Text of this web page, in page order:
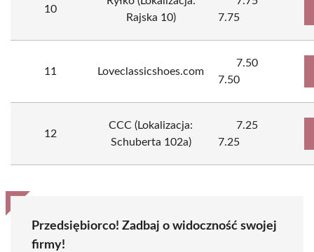
10
Rajska 10)
7.75
11 Loveclassicshoes.com
7.50
7.50
12
CCC (Lokalizacja:
Schuberta 102a)
7.25
7.25
Przedsiębiorco! Zadbaj o widoczność swojej
firmy!